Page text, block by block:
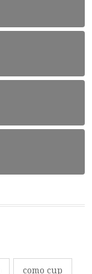
como cup